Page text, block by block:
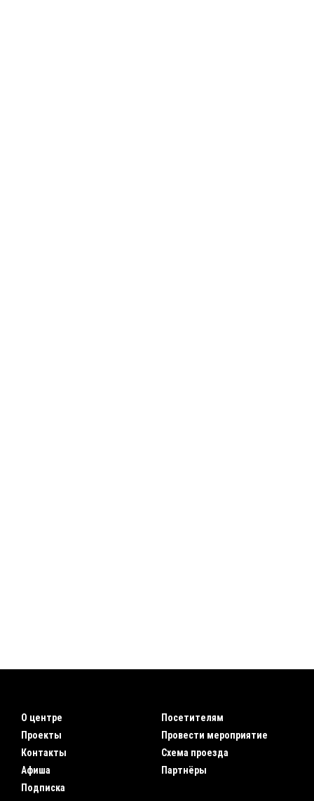
О центре
Проекты
Контакты
Афиша
Подписка
Посетителям
Провести мероприятие
Схема проезда
Партнёры